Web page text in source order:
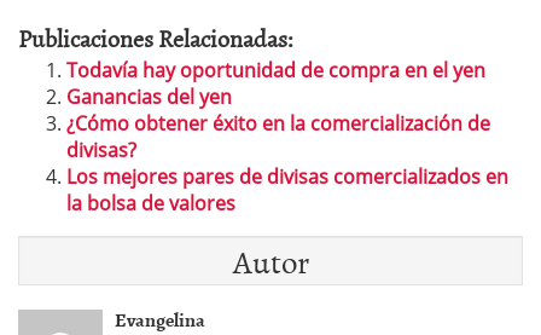
Publicaciones Relacionadas:
Todavía hay oportunidad de compra en el yen
Ganancias del yen
¿Cómo obtener éxito en la comercialización de
divisas?
Los mejores pares de divisas comercializados en
la bolsa de valores
Autor
Evangelina